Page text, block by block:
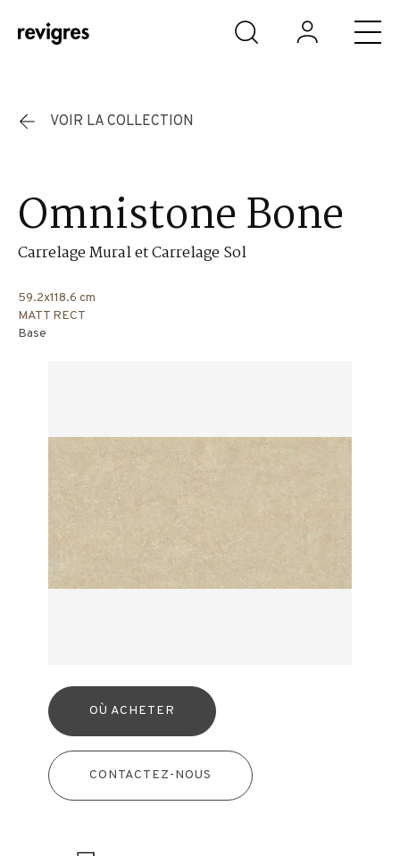
Aller au contenu principal
VOIR LA COLLECTION
Omnistone Bone
Carrelage Mural et Carrelage Sol
59.2x118.6 cm
MATT RECT
Base
OÙ ACHETER
CONTACTEZ-NOUS